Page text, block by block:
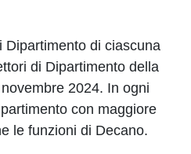
Dipartimento di ciascuna
di Dipartimento della
2024. In ogni
con maggiore
le funzioni di Decano.